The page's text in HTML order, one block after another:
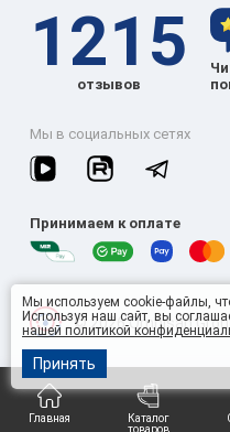
Главная
Каталог
товаров
1215
отзывов
Мы в социальных сетях
Принимаем к оплате
© 2026 Omnisan
Мы используем cookie-файлы,
Используя наш сайт, вы
нашей политикой
Принять